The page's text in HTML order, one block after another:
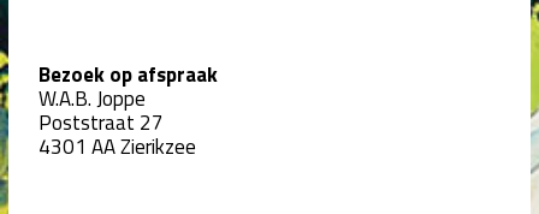
Bezoek op afspraak
W.A.B. Joppe
Poststraat 27
4301 AA Zierikzee